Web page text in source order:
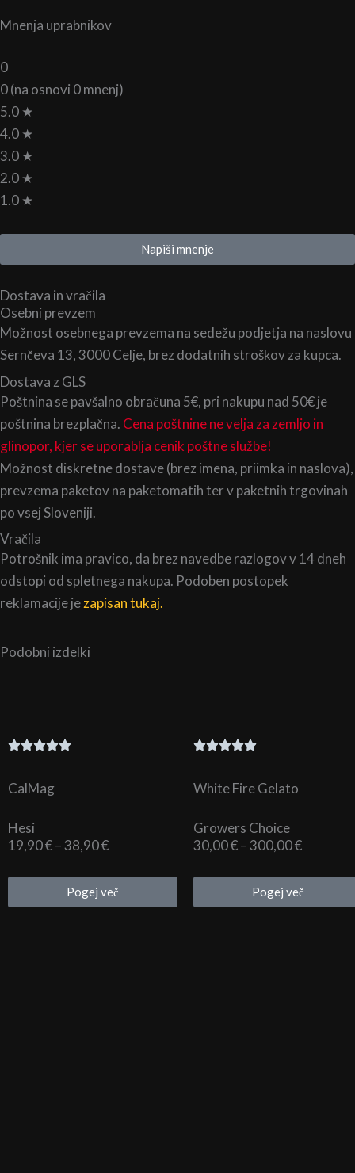
Mnenja uprabnikov
0
0 (na osnovi 0 mnenj)
5.0 ★
4.0 ★
3.0 ★
2.0 ★
1.0 ★
Napiši mnenje
Dostava in vračila
Osebni prevzem
Možnost osebnega prevzema na sedežu podjetja na naslovu
Sernčeva 13, 3000 Celje, brez dodatnih stroškov za kupca.
Dostava z GLS
Poštnina se pavšalno obračuna 5€, pri nakupu nad 50€ je
poštnina brezplačna. Cena poštnine ne velja za zemljo in
glinopor, kjer se uporablja cenik poštne službe!
Možnost diskretne dostave (brez imena, priimka in naslova),
prevzema paketov na paketomatih ter v paketnih trgovinah
po vsej Sloveniji.
Vračila
Potrošnik ima pravico, da brez navedbe razlogov v 14 dneh
odstopi od spletnega nakupa. Podoben postopek
reklamacije jezapisan tukaj.
Podobni izdelki
CalMag
Hesi
19,90€–38,90€Cenovni
od
19,90 €
Pogej več
White Fire Gelato
Growers Choice
30,00€–300,00€Cenovni
od
30,00 €
Pogej več